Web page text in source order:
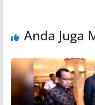
Anda Juga